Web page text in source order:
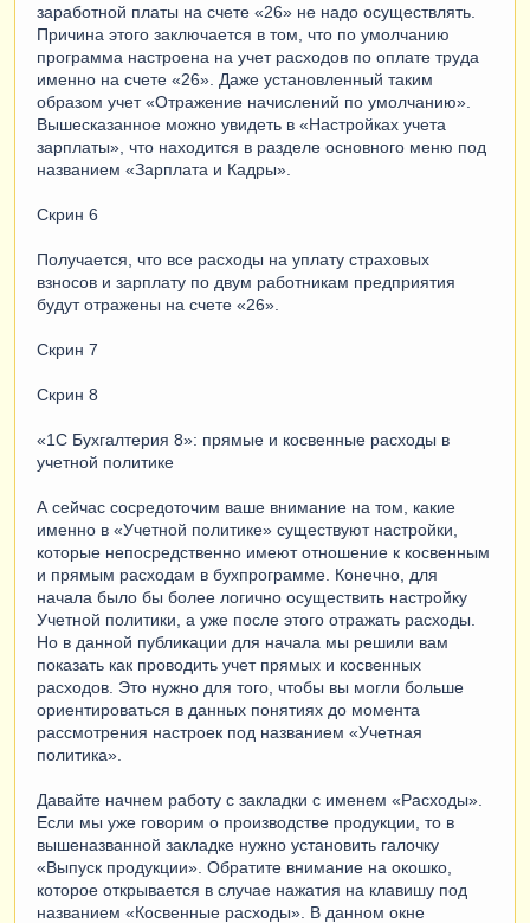
заработной платы на счете «26» не надо осуществлять.
Причина этого заключается в том, что по умолчанию
программа настроена на учет расходов по оплате труда
именно на счете «26». Даже установленный таким
образом учет «Отражение начислений по умолчанию».
Вышесказанное можно увидеть в «Настройках учета
зарплаты», что находится в разделе основного меню под
названием «Зарплата и Кадры».
Скрин 6
Получается, что все расходы на уплату страховых
взносов и зарплату по двум работникам предприятия
будут отражены на счете «26».
Скрин 7
Скрин 8
«1С Бухгалтерия 8»: прямые и косвенные расходы в
учетной политике
А сейчас сосредоточим ваше внимание на том, какие
именно в «Учетной политике» существуют настройки,
которые непосредственно имеют отношение к косвенным
и прямым расходам в бухпрограмме. Конечно, для
начала было бы более логично осуществить настройку
Учетной политики, а уже после этого отражать расходы.
Но в данной публикации для начала мы решили вам
показать как проводить учет прямых и косвенных
расходов. Это нужно для того, чтобы вы могли больше
ориентироваться в данных понятиях до момента
рассмотрения настроек под названием «Учетная
политика».
Давайте начнем работу с закладки с именем «Расходы».
Если мы уже говорим о производстве продукции, то в
вышеназванной закладке нужно установить галочку
«Выпуск продукции». Обратите внимание на окошко,
которое открывается в случае нажатия на клавишу под
названием «Косвенные расходы». В данном окне